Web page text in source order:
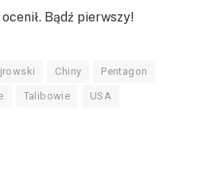
Bądź pierwszy!
Chiny Pentagon
Talibowie USA